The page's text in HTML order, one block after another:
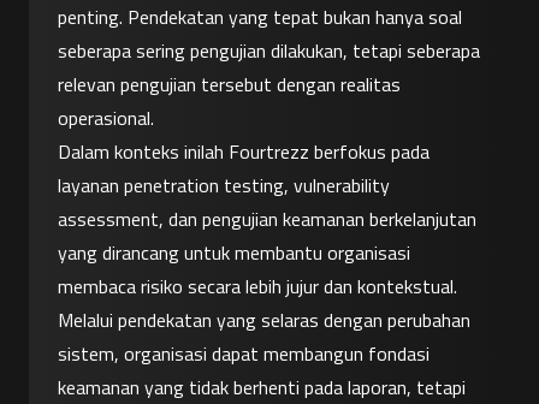
penting. Pendekatan yang tepat bukan hanya soal
seberapa sering pengujian dilakukan, tetapi seberapa
relevan pengujian tersebut dengan realitas
operasional.
Dalam konteks inilah Fourtrezz berfokus pada
layanan penetration testing, vulnerability
assessment, dan pengujian keamanan berkelanjutan
yang dirancang untuk membantu organisasi
membaca risiko secara lebih jujur dan kontekstual.
Melalui pendekatan yang selaras dengan perubahan
sistem, organisasi dapat membangun fondasi
keamanan yang tidak berhenti pada laporan, tetapi